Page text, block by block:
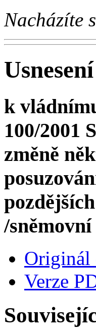
Nacházíte
k
100/2001
změně
/
Originál
Verze